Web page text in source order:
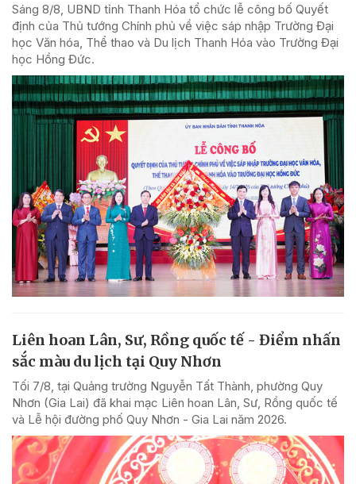
Sáng 8/8, UBND tỉnh Thanh Hóa tổ chức lễ công bố Quyết
định của Thủ tướng Chính phủ về việc sáp nhập Trường Đại
học Văn hóa, Thể thao và Du lịch Thanh Hóa vào Trường Đại
học Hồng Đức.
Liên hoan Lân, Sư, Rồng quốc tế - Điểm nhấn
sắc màu du lịch tại Quy Nhơn
Tối 7/8, tại Quảng trường Nguyễn Tất Thành, phường Quy
Nhơn (Gia Lai) đã khai mạc Liên hoan Lân, Sư, Rồng quốc tế
và Lễ hội đường phố Quy Nhơn - Gia Lai năm 2026.